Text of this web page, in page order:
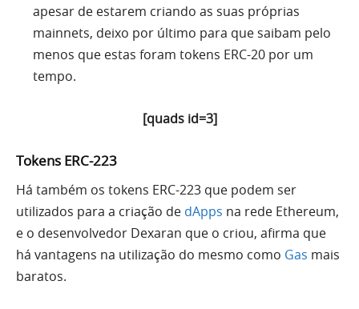
apesar de estarem criando as suas próprias
mainnets, deixo por último para que saibam pelo
menos que estas foram tokens ERC-20 por um
tempo.
[quads id=3]
Tokens ERC-223
Há também os tokens ERC-223 que podem ser
utilizados para a criação de dApps na rede Ethereum,
e o desenvolvedor Dexaran que o criou, afirma que
há vantagens na utilização do mesmo como Gas mais
baratos.